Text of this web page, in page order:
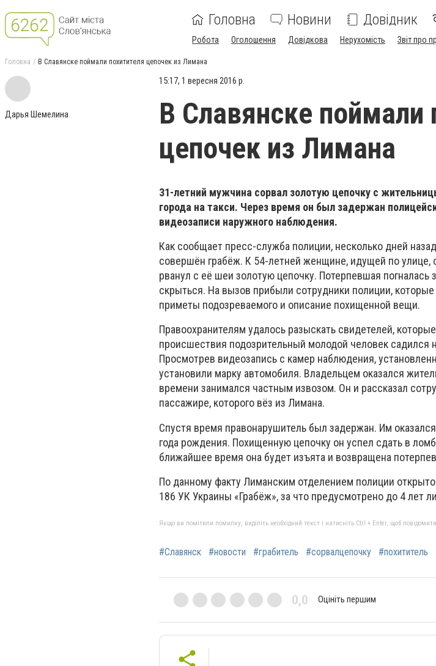
Головна Новини Довідник
Робота Оголошення Довідкова Нерухомість Звіт про
Головна В Славянске поймали похитителя цепочек из Лимана
Дарья Шемелина
15:17, 1 вересня 2016 р.
В Славянске поймали
цепочек из Лимана
31-летний мужчина сорвал золотую цепочку с
города на такси. Через время он был задержан
видеозаписи наружного наблюдения.
Как сообщает пресс-служба полиции, несколько дней
совершён грабёж. К 54-летней женщине, идущей по улице,
рванул с её шеи золотую цепочку. Потерпевшая
скрыться. На вызов прибыли сотрудники полиции,
приметы подозреваемого и описание похищенной вещи.
Правоохранителям удалось разыскать свидетелей,
происшествия подозрительный молодой человек садился
Просмотрев видеозапись с камер наблюдения,
установили марку автомобиля. Владельцем оказался
времени занимался частным извозом. Он и рассказал
пассажире, которого вёз из Лимана.
Спустя время правонарушитель был задержан. Им
года рождения. Похищенную цепочку он успел сдать в
ближайшее время она будет изъята и возвращена
По данному факту Лиманским отделением полиции
186 УК Украины «Грабёж», за что предусмотрено до 4 лет
Якщо ви помітили помилку, виділіть необхідний текст і натисніть Ctrl + Enter, щоб
#Славянск #новости #грабитель #сорвалцепочку #похититель
0,0 Оцініть першим